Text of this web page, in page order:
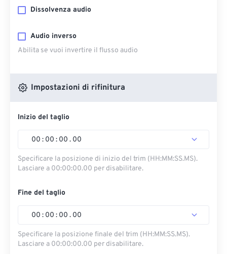
Dissolvenza audio
Audio inverso
Abilita se vuoi invertire il flusso audio
Impostazioni di rifinitura
Inizio del taglio
00 : 00 : 00 . 00
Specificare la posizione di inizio del trim (HH:MM:SS.MS).
Lasciare a 00:00:00.00 per disabilitare.
Fine del taglio
00 : 00 : 00 . 00
Specificare la posizione finale del trim (HH:MM:SS.MS).
Lasciare a 00:00:00.00 per disabilitare.